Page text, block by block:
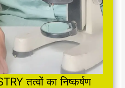
तत्वों का निष्कर्षण